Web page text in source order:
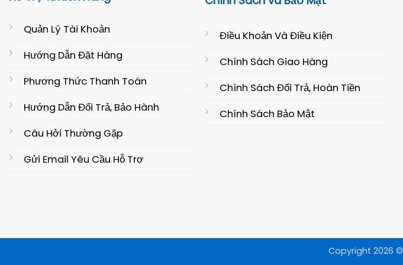
Quản Lý Tài Khoản
Hướng Dẫn Đặt Hàng
Phương Thức Thanh Toán
Hướng Dẫn Đổi Trả, Bảo Hành
Câu Hởi Thường Gặp
Gửi Email Yêu Cầu Hỗ Trợ
Điều Khoản Và Điều Kiện
Chính Sách Giao Hàng
Chính Sách Đổi Trả, Hoàn Tiền
Chính Sách Bảo Mật
Copyright 2026 ©